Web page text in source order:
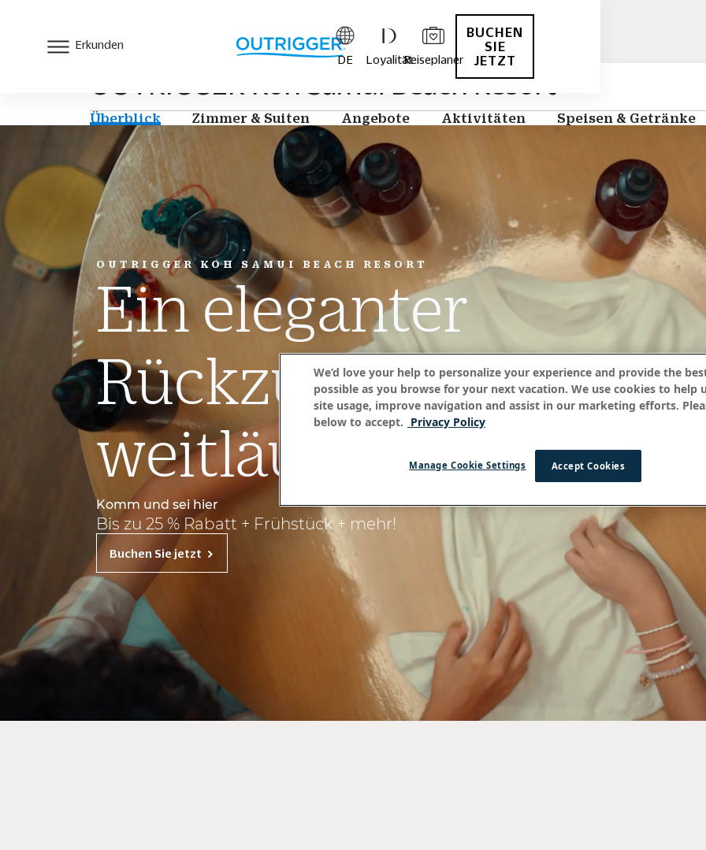
Erkunden
DE
LoyalitätReiseplaner
BUCHEN
SIE
JETZT
OUTRIGGER Koh Samui Beach Resort
Überblick Zimmer & Suiten Angebote Aktivitäten Speisen & Getränke
OUTRIGGER KOH SAMUI BEACH RESORT
Ein eleganter
Rückzugsort mit
weitläufigen Gärten
Komm und sei hier
Bis zu 25 % Rabatt + Frühstück + mehr!
Buchen Sie jetzt
We’d love your help to personalize your experience and provide the
possible as you browse for your next vacation. We use cookies to help
site usage, improve navigation and assist in our marketing efforts.
below to accept. Privacy Policy
Accept Cookies
Manage Cookie Settings